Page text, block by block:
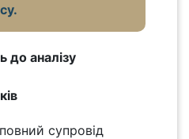
до аналізу
супровід